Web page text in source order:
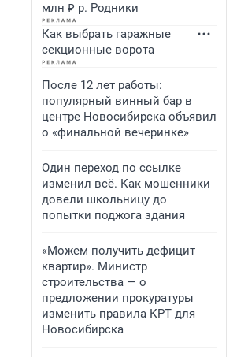
млн ₽ р. Родники
Как выбрать гаражные
секционные ворота
После 12 лет работы:
популярный винный бар в
центре Новосибирска объявил
о «финальной вечеринке»
Один переход по ссылке
изменил всё. Как мошенники
довели школьницу до
попытки поджога здания
«Можем получить дефицит
квартир». Министр
строительства — о
предложении прокуратуры
изменить правила КРТ для
Новосибирска